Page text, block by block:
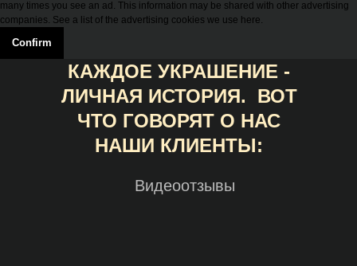
many times you see an ad. This information may be shared with other advertising
companies. See a list of the advertising cookies we use here.
Confirm
КАЖДОЕ УКРАШЕНИЕ -
ЛИЧНАЯ ИСТОРИЯ. ВОТ
ЧТО ГОВОРЯТ О НАС
НАШИ КЛИЕНТЫ:
Видеоотзывы